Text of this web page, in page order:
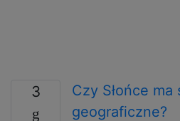
3
Czy Słońce ma
geograficzne?